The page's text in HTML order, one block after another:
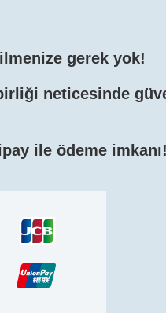
gerek yok!
neticesinde
ile ödeme imkanı!